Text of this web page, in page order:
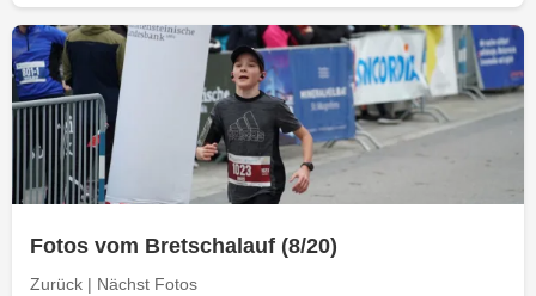
Fotos vom Bretschalauf (8/20)
Zurück | Nächst Fotos